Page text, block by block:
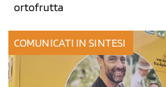
ortofrutta
COMUNICATI IN SINTESI